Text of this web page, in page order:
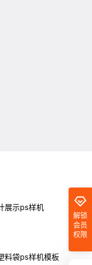
解锁
会员
权限
展示ps样机
料袋ps样机模板